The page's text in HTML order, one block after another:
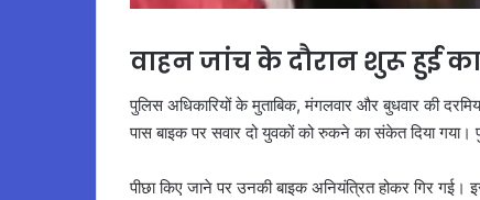
वाहन जांच के दौरान शुरू हुई
पुलिस अधिकारियों के मुताबिक, मंगलवार और बुधवार की
पास बाइक पर सवार दो युवकों को रुकने का संकेत दिया
पीछा किए जाने पर उनकी बाइक अनियंत्रित होकर गिर गई।